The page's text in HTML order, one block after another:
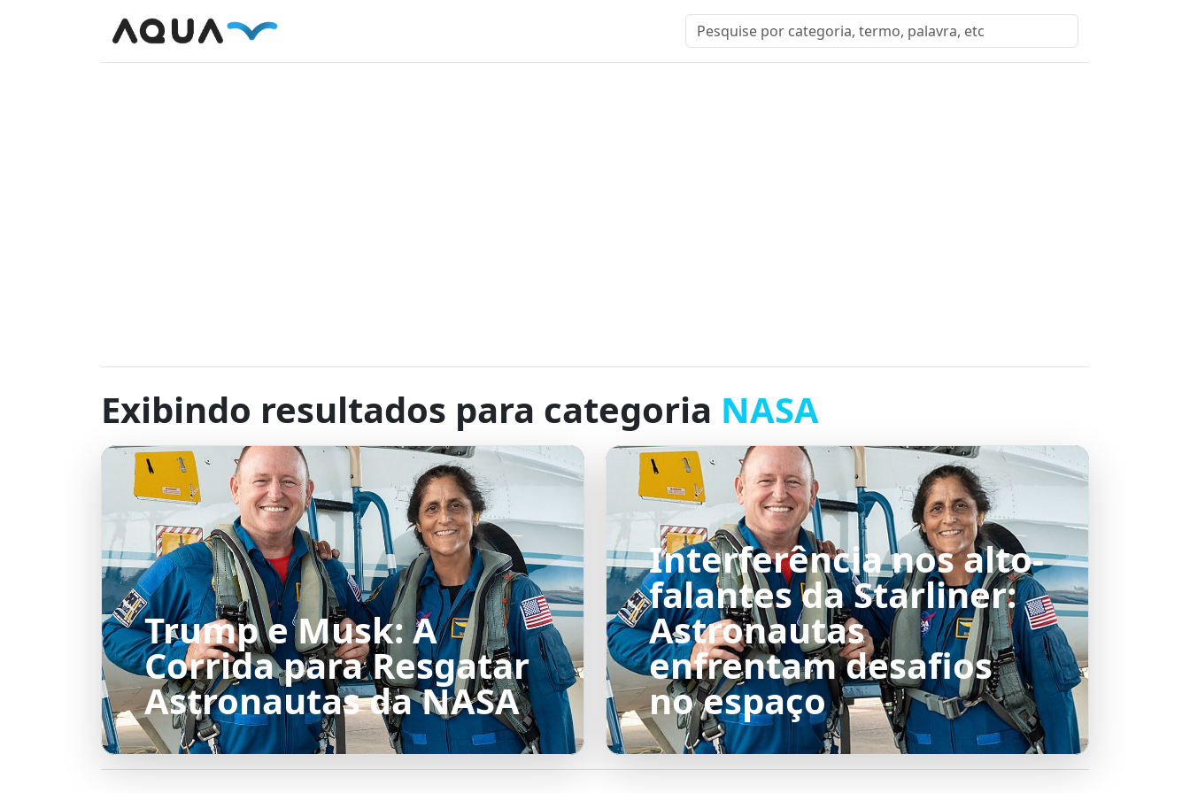
Exibindo resultados para categoria NASA
Trump e Musk: A
Corrida para Resgatar
Astronautas da NASA
Interferência nos alto-
falantes da Starliner:
Astronautas
enfrentam desafios
no espaço